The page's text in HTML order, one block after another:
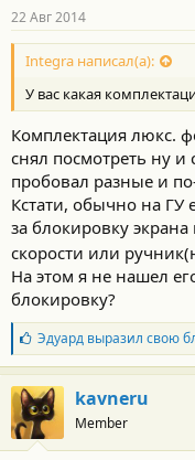
н
о
с
и
:
22 Авг 2014
Integra написал(а):
У вас какая
Комплектация люкс.
снял посмотреть ну
пробовал разные и
Кстати, обычно на ГУ
за блокировку
скорости или
На этом я не нашел
блокировку?
Б
л
а
г
о
д
а
Эдуардвыразил свою
kavneru
Member